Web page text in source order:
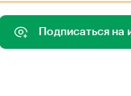
Подписаться на